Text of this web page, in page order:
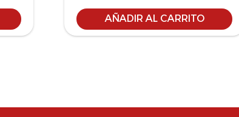
AÑADIR AL CARRITO